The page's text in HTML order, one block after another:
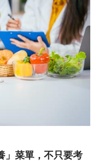
」菜單，不只要考